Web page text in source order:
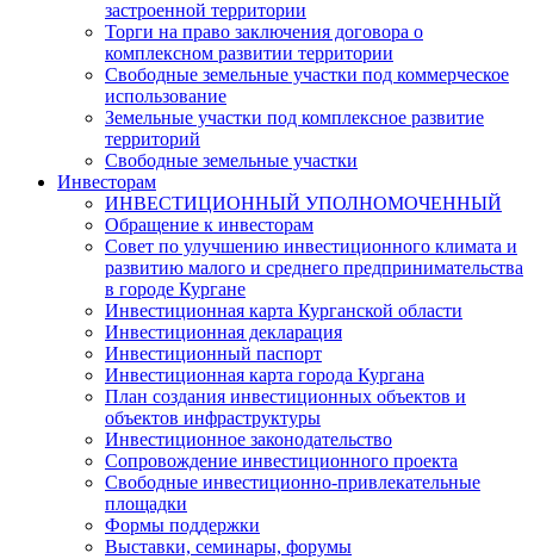
застроенной территории
Торги на право заключения договора о
комплексном развитии территории
Свободные земельные участки под коммерческое
использование
Земельные участки под комплексное развитие
территорий
Свободные земельные участки
Инвесторам
ИНВЕСТИЦИОННЫЙ УПОЛНОМОЧЕННЫЙ
Обращение к инвесторам
Совет по улучшению инвестиционного климата и
развитию малого и среднего предпринимательства
в городе Кургане
Инвестиционная карта Курганской области
Инвестиционная декларация
Инвестиционный паспорт
Инвестиционная карта города Кургана
План создания инвестиционных объектов и
объектов инфраструктуры
Инвестиционное законодательство
Сопровождение инвестиционного проекта
Свободные инвестиционно-привлекательные
площадки
Формы поддержки
Выставки, семинары, форумы